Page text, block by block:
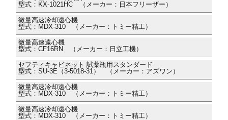
型式：KX-1021HC （メーカー：日本フリーザー）
微量高速冷却遠心機
型式：MDX-310 （メーカー：トミー精工）
微量高速遠心機
型式：CF16RN （メーカー：日立工機）
セフティキャビネット 試薬瓶用スタンダード
型式：SU-3E（3-5018-31） （メーカー：アズワン）
微量高速冷却遠心機
型式：MDX-310 （メーカー：トミー精工）
微量高速冷却遠心機
型式：MDX-310 （メーカー：トミー精工）